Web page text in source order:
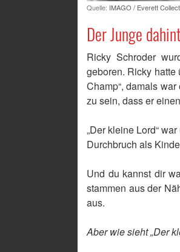
Quelle: IMAGO / Everett
Der Junge
Ricky Schroder
geboren. Ricky
Champ“, damals
zu sein, dass er
„Der kleine Lord“
Durchbruch als
Und du kannst dir
stammen aus der
aus.
Aber wie sieht „Der